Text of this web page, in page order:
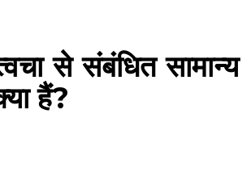
से संबंधित सामान्य
हैं?